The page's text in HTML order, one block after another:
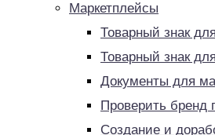
Маркетплейсы
Товарный знак
Товарный знак
Документы для
Проверить бренд
Создание и